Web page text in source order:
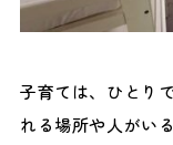
子育ては、ひとり
れる場所や人がい